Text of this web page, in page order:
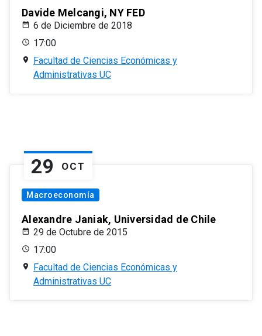
Davide Melcangi, NY FED
6 de Diciembre de 2018
17:00
Facultad de Ciencias Económicas y
Administrativas UC
29 OCT
Macroeconomía
Alexandre Janiak, Universidad de Chile
29 de Octubre de 2015
17:00
Facultad de Ciencias Económicas y
Administrativas UC